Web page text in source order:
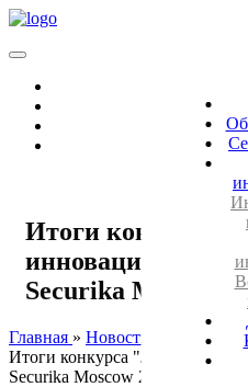
Итоги конкурса
инновационный
Securika Moscow
Главная
Новости
Итоги конкурса "Лучший
Securika Moscow 2024.